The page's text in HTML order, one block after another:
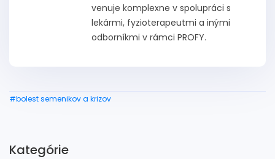
venuje komplexne v spolupráci s
lekármi, fyzioterapeutmi a inými
odborníkmi v rámci PROFY.
#bolest semenikov a krizov
Kategórie